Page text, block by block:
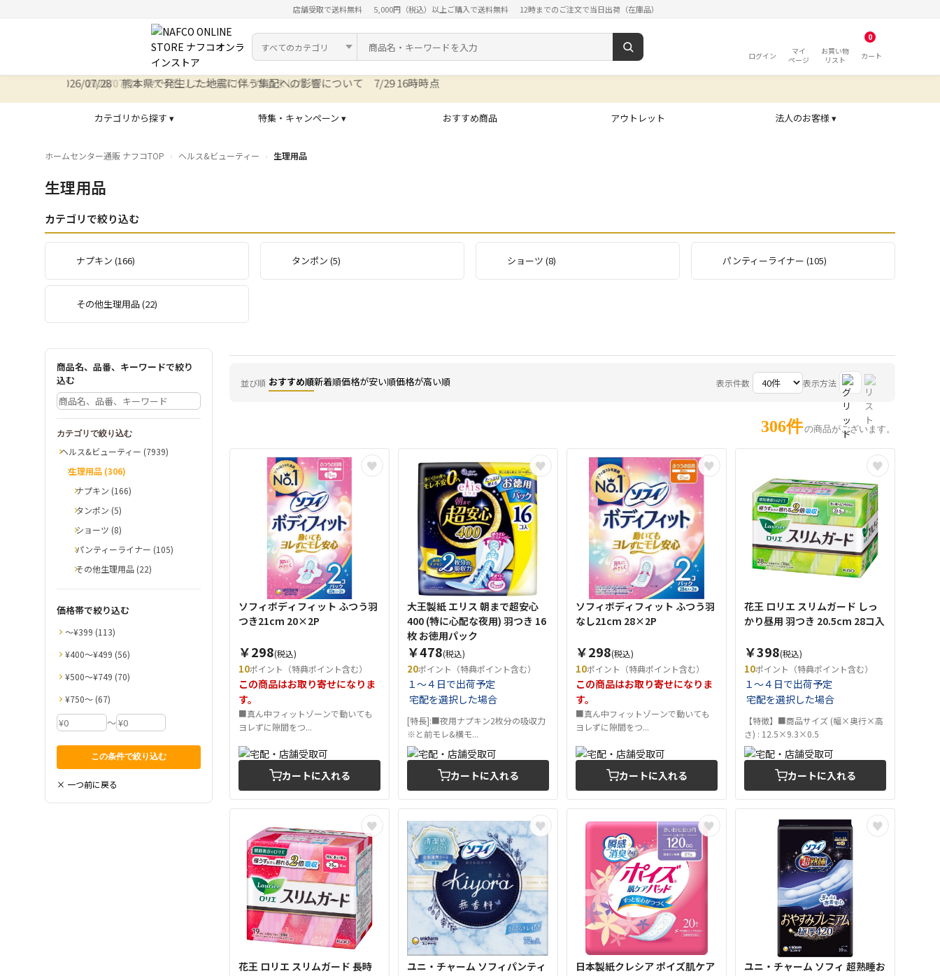
店舗受取で送料無料 5,000円（税込）以上ご購入で送料無料 12時までのご注文で当日出荷（在庫品）
カテゴリ
検索キーワード
ログイン
マイ
ページ
お買い物
リスト
0
カート
2026/07/28 サイトリニューアルいたしました
カテゴリから探す ▾ 特集・キャンペーン ▾ おすすめ商品 アウトレット 法人のお客様 ▾
ホームセンター通販 ナフコTOP ヘルス&ビューティー 生理用品
生理用品
カテゴリで絞り込む
ナプキン (166) タンポン (5) ショーツ (8) パンティーライナー (105)
その他生理用品 (22)
商品名、品番、キーワードで絞り
込む
カテゴリで絞り込む
ヘルス&ビューティー (7939)
生理用品 (306)
ナプキン (166)
タンポン (5)
ショーツ (8)
パンティーライナー (105)
その他生理用品 (22)
価格帯で絞り込む
〜¥399 (113)
¥400〜¥499 (56)
¥500〜¥749 (70)
¥750〜 (67)
～
× 一つ前に戻る
並び順 おすすめ順新着順価格が安い順価格が高い順 表示件数 表示方法
306件の商品がございます。
ソフィボディフィット ふつう羽
つき21cm 20×2P
￥298(税込)
10ポイント（特典ポイント含む）
この商品はお取り寄せになりま
す。
■真ん中フィットゾーンで動いても
ヨレずに隙間をつ...
カートに入れる
大王製紙 エリス 朝まで超安心
400 (特に心配な夜用) 羽つき 16
枚 お徳用パック
￥478(税込)
20ポイント（特典ポイント含む）
１～４日で出荷予定
宅配を選択した場合
[特長]:■夜用ナプキン2枚分の吸収力
※と前モレ&横モ...
カートに入れる
ソフィボディフィット ふつう羽
なし21cm 28×2P
￥298(税込)
10ポイント（特典ポイント含む）
この商品はお取り寄せになりま
す。
■真ん中フィットゾーンで動いても
ヨレずに隙間をつ...
カートに入れる
花王 ロリエ スリムガード しっ
かり昼用 羽つき 20.5cm 28コ入
￥398(税込)
10ポイント（特典ポイント含む）
１～４日で出荷予定
宅配を選択した場合
【特徴】■商品サイズ (幅×奥行×高
さ) : 12.5×9.3×0.5
カートに入れる
花王 ロリエ スリムガード 長時
ユニ・チャーム ソフィパンティ
日本製紙クレシア ポイズ肌ケア
ユニ・チャーム ソフィ 超熟睡お